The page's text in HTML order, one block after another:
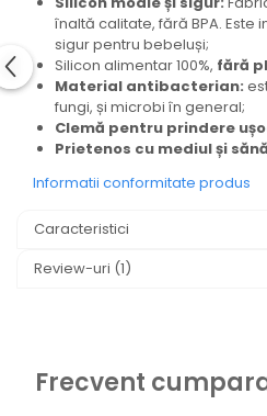
înaltă calitate, fără BPA. Este
sigur pentru bebeluși;
Silicon alimentar 100%, fără
Material antibacterian:
fungi, și microbi în general;
Clemă pentru prindere
Prietenos cu mediul și
Informatii conformitate produs
Caracteristici
Review-uri (1)
Frecvent